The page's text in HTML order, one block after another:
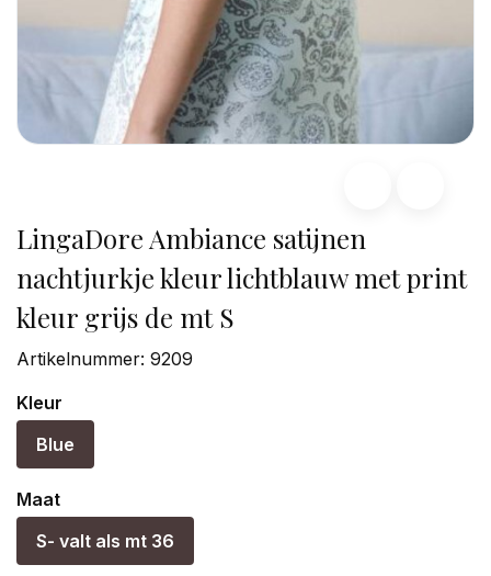
LingaDore Ambiance satijnen
nachtjurkje kleur lichtblauw met print
kleur grijs de mt S
Artikelnummer: 9209
Kleur
Blue
Maat
S- valt als mt 36